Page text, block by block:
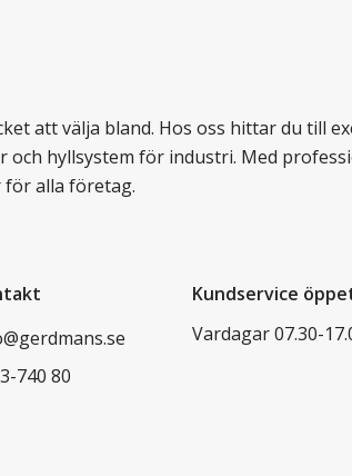
att välja bland. Hos oss hittar du till
hyllsystem för industri. Med
för alla företag.
740 80
Kundservice
Vardagar 07.30-